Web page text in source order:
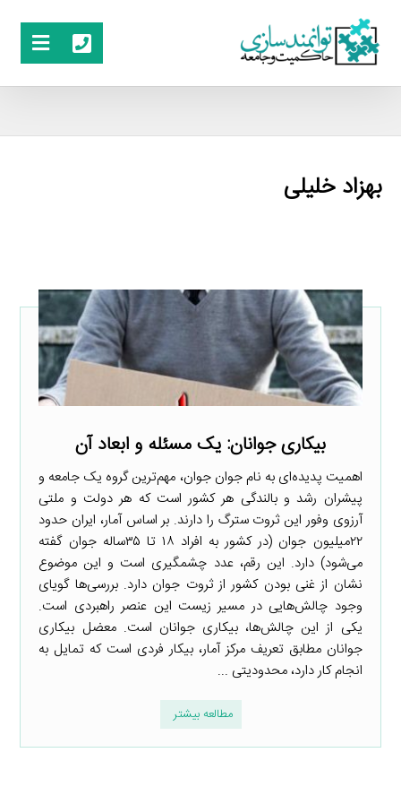
بهزاد خلیلی
بیکاری جوانان: یک مسئله و ابعاد آن
اهمیت پدیده‌ای به نام جوان جوان، مهم‌ترین گروه یک جامعه و
پیشران رشد و بالندگی هر کشور است که هر دولت و ملتی
آرزوی وفور این ثروت سترگ را دارند. بر اساس آمار، ایران حدود
۲۲میلیون جوان (در کشور به افراد ۱۸ تا ۳۵ساله جوان گفته
می‌شود) دارد. این رقم، عدد چشمگیری است و این موضوع
نشان از غنی بودن کشور از ثروت جوان دارد. بررسی‌ها گویای
وجود چالش‌هایی در مسیر زیست این عنصر راهبردی است.
یکی از این چالش‌ها، بیکاری جوانان است. معضل بیکاری
جوانان مطابق تعریف مرکز آمار، بیکار فردی است که تمایل به
انجام کار دارد، محدودیتی ...
مطالعه بیشتر